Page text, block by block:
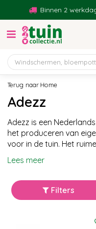
Home
Binnen 2
Adezz
Adezz is een
het produceren van
voor in de tuin. Het
Lees meer
Filters